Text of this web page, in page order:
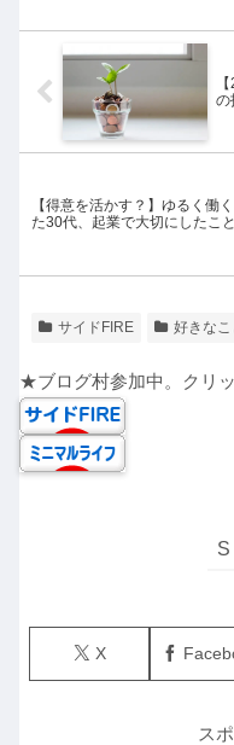
の
【得意を活かす？】ゆるく働
た30代、起業で大切にしたこと
サイドFIRE 好きなこ
★ブログ村参加中。クリ
X
ス